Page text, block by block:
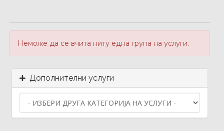
Неможе да се вчита ниту една група на услуги.
Дополнителни услуги